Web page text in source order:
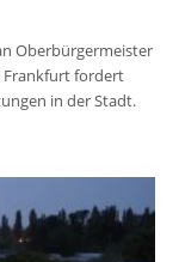
Oberbürgermeister
Frankfurt fordert
in der Stadt.